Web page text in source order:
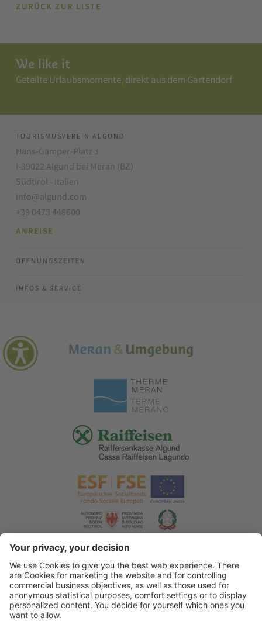
ZURÜCK ZUR LISTE
We like it
Geteilte Urlaubsmomente, direkt aus dem Gartendorf
TOURISMUSVEREIN ALGUND
Hans-Gamper-Platz 3
I-39022 Algund bei Meran (BZ)
Südtirol - Italien
info@algund.com
+39 0473 448600
ANREISE
ÖFFNUNGSZEITEN
INFOS & SERVICE
© 2026 Tourismusverein Algund . Impressum .
Datenschutzerklärung . Barrierefreiheitserklärung . Sitemap .